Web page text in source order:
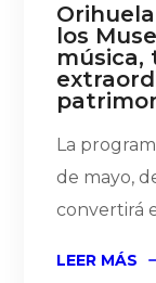
los
música,
La
de mayo,
convertirá
LEER MÁS